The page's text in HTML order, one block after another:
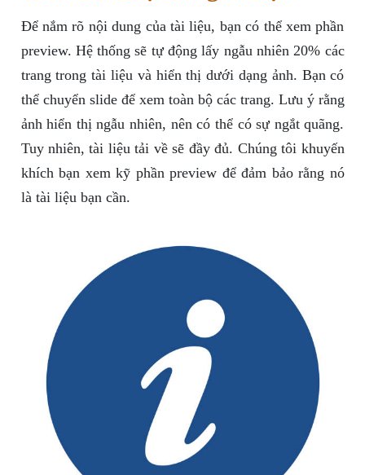
Để nắm rõ nội dung của tài liệu, bạn có thể xem phần
preview. Hệ thống sẽ tự động lấy ngẫu nhiên 20% các
trang trong tài liệu và hiển thị dưới dạng ảnh. Bạn có
thể chuyển slide để xem toàn bộ các trang. Lưu ý rằng
ảnh hiển thị ngẫu nhiên, nên có thể có sự ngắt quãng.
Tuy nhiên, tài liệu tải về sẽ đầy đủ. Chúng tôi khuyến
khích bạn xem kỹ phần preview để đảm bảo rằng nó
là tài liệu bạn cần.